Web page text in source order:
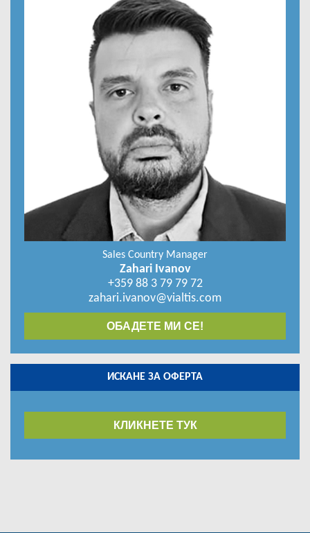
EARY TRIP (CON. TIR)
ESSO CARD (Retail Petroleum Services Ltd)
ETP CARD PROCESSING LTD
FAI SERVICE (F.A.I. Service Societa Cooperativa)
HEMPELMANN WITTEMÖLLER GMBH
HGK GMBH & CO. KG
HRVATSKE AUTOCESTE D.O.O
IDS/KUWAIT PETROLEUM
MORGAN FUELS
NEMZETI
OIL ALBERA (On Turtle)
OK AMBA (only invoices from Denmark and Sweden)
OMV
SCALA ASSISTANCE SRL
SOFICO/AXXESS
SVG BUNDES-ZENTRALGENOSSENSCHAFT
TANKPOOL 24
U.N.T.R.R
Sales Country Manager
Zahari Ivanov
+359 88 3 79 79 72
zahari.ivanov@vialtis.com
ОБАДЕТЕ МИ СЕ!
ИСКАНЕ ЗА ОФЕРТА
КЛИКНЕТЕ ТУК